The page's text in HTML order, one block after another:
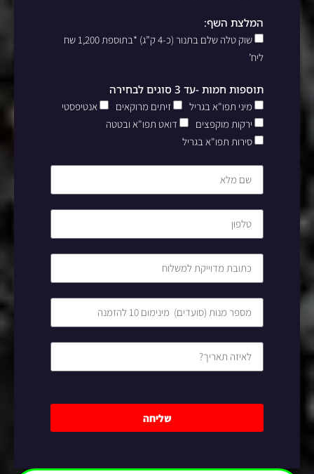
המלצת השף:
שוק טלה שלם בתנור (כ-4 ק”ג) *בתוספת 1,200 שח
ליח’
תוספות חמות -עד 3 סוגים לבחירה
מיני תפו"א בגריל זיתים מרוקאים
אנטיפסטי
ירקות מוקפצים
דואט תפו"א ובטטה
סירות תפו"א בגריל
שליחה